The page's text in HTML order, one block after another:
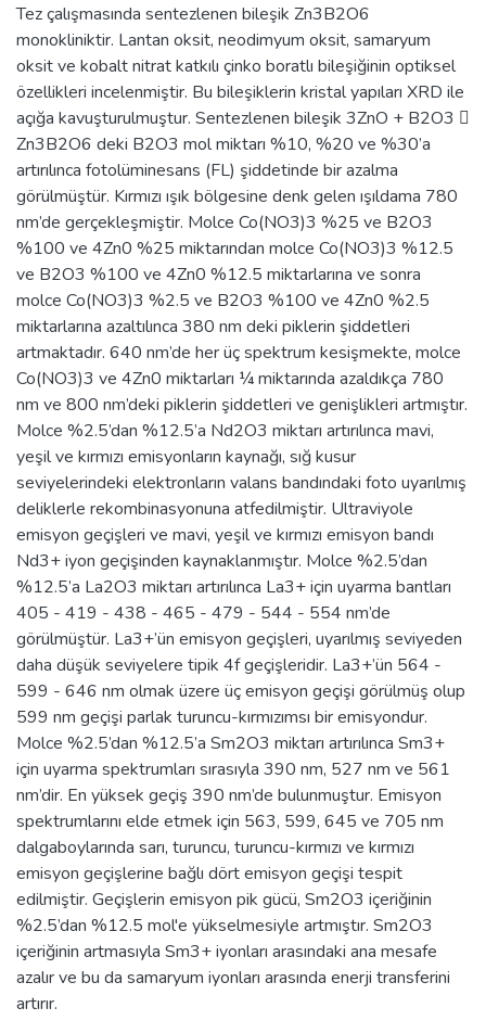
Tez çalışmasında sentezlenen bileşik Zn3B2O6
monokliniktir. Lantan oksit, neodimyum oksit, samaryum
oksit ve kobalt nitrat katkılı çinko boratlı bileşiğinin optiksel
özellikleri incelenmiştir. Bu bileşiklerin kristal yapıları XRD ile
açığa kavuşturulmuştur. Sentezlenen bileşik 3ZnO + B2O3 
Zn3B2O6 deki B2O3 mol miktarı %10, %20 ve %30’a
artırılınca fotolüminesans (FL) şiddetinde bir azalma
görülmüştür. Kırmızı ışık bölgesine denk gelen ışıldama 780
nm’de gerçekleşmiştir. Molce Co(NO3)3 %25 ve B2O3
%100 ve 4Zn0 %25 miktarından molce Co(NO3)3 %12.5
ve B2O3 %100 ve 4Zn0 %12.5 miktarlarına ve sonra
molce Co(NO3)3 %2.5 ve B2O3 %100 ve 4Zn0 %2.5
miktarlarına azaltılınca 380 nm deki piklerin şiddetleri
artmaktadır. 640 nm’de her üç spektrum kesişmekte, molce
Co(NO3)3 ve 4Zn0 miktarları ¼ miktarında azaldıkça 780
nm ve 800 nm’deki piklerin şiddetleri ve genişlikleri artmıştır.
Molce %2.5’dan %12.5’a Nd2O3 miktarı artırılınca mavi,
yeşil ve kırmızı emisyonların kaynağı, sığ kusur
seviyelerindeki elektronların valans bandındaki foto uyarılmış
deliklerle rekombinasyonuna atfedilmiştir. Ultraviyole
emisyon geçişleri ve mavi, yeşil ve kırmızı emisyon bandı
Nd3+ iyon geçişinden kaynaklanmıştır. Molce %2.5’dan
%12.5’a La2O3 miktarı artırılınca La3+ için uyarma bantları
405 - 419 - 438 - 465 - 479 - 544 - 554 nm’de
görülmüştür. La3+’ün emisyon geçişleri, uyarılmış seviyeden
daha düşük seviyelere tipik 4f geçişleridir. La3+’ün 564 -
599 - 646 nm olmak üzere üç emisyon geçişi görülmüş olup
599 nm geçişi parlak turuncu-kırmızımsı bir emisyondur.
Molce %2.5’dan %12.5’a Sm2O3 miktarı artırılınca Sm3+
için uyarma spektrumları sırasıyla 390 nm, 527 nm ve 561
nm’dir. En yüksek geçiş 390 nm’de bulunmuştur. Emisyon
spektrumlarını elde etmek için 563, 599, 645 ve 705 nm
dalgaboylarında sarı, turuncu, turuncu-kırmızı ve kırmızı
emisyon geçişlerine bağlı dört emisyon geçişi tespit
edilmiştir. Geçişlerin emisyon pik gücü, Sm2O3 içeriğinin
%2.5’dan %12.5 mol'e yükselmesiyle artmıştır. Sm2O3
içeriğinin artmasıyla Sm3+ iyonları arasındaki ana mesafe
azalır ve bu da samaryum iyonları arasında enerji transferini
artırır.